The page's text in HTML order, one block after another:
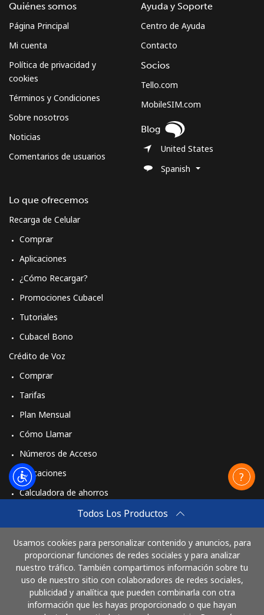
Todos Los Productos
Usamos cookies para personalizar contenido y anuncios, para
proporcionar funciones de redes sociales y para analizar
nuestro tráfico. También compartimos información sobre tu
uso de nuestro sitio con colaboradores de redes sociales,
publicidad y analítica que pueden combinarla con otra
información que les hayas proporcionado o que hayan
Quiénes somos
Página Principal
Mi cuenta
Política de privacidad y
cookies
Términos y Condiciones
Sobre nosotros
Noticias
Comentarios de usuarios
Lo que ofrecemos
Recarga de Celular
Comprar
Aplicaciones
¿Cómo Recargar?
Promociones Cubacel
Tutoriales
Cubacel Bono
Crédito de Voz
Comprar
Tarifas
Plan Mensual
Cómo Llamar
Números de Acceso
Aplicaciones
Calculadora de ahorros
Cómo funciona
Ayuda y Soporte
Centro de Ayuda
Contacto
Socios
Tello.com
MobileSIM.com
Blog
United States
Spanish
Paga con